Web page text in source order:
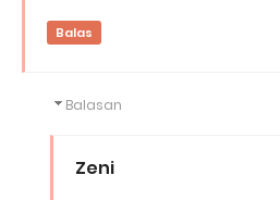
Balas
Balasan
Zeni